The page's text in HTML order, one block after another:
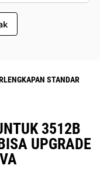
STANDAR
3512B
UPGRADE